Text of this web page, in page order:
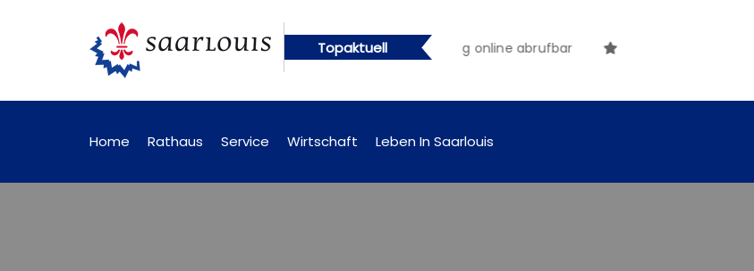
Topaktuell
online abrufbar Öffentliche Bekanntmachungen künftig online abrufbar
Home Rathaus Service Wirtschaft Leben In Saarlouis